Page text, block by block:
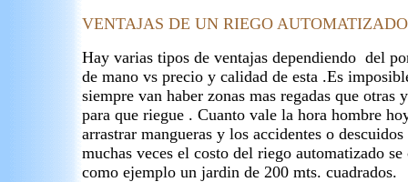
VENTAJAS DE UN RIEGO
Hay varias tipos de ventajas dependiendo del
de mano vs precio y calidad de esta .Es
siempre van haber zonas mas regadas que
para que riegue . Cuanto vale la hora hombre
arrastrar mangueras y los accidentes o
muchas veces el costo del riego automatizado
como ejemplo un jardin de 200 mts. cuadrados.